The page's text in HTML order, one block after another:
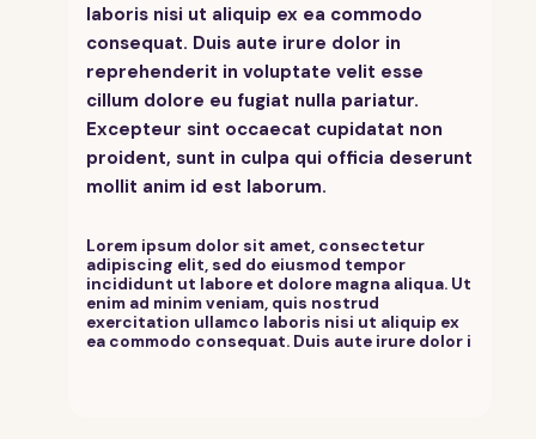
laboris nisi ut aliquip ex ea commodo
consequat. Duis aute irure dolor in
reprehenderit in voluptate velit esse
cillum dolore eu fugiat nulla pariatur.
Excepteur sint occaecat cupidatat non
proident, sunt in culpa qui officia deserunt
mollit anim id est laborum.
Lorem ipsum dolor sit amet, consectetur
adipiscing elit, sed do eiusmod tempor
incididunt ut labore et dolore magna aliqua. Ut
enim ad minim veniam, quis nostrud
exercitation ullamco laboris nisi ut aliquip ex
ea commodo consequat. Duis aute irure dolor i